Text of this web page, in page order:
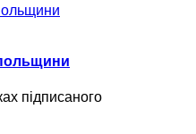
підписаного